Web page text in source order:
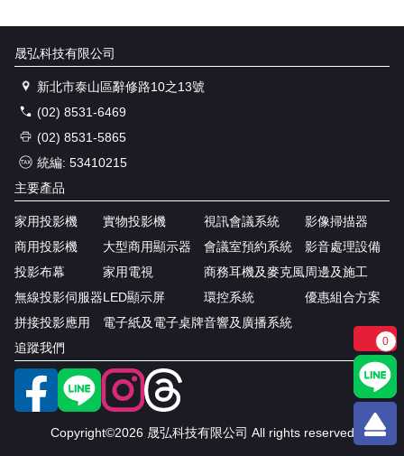
晟弘科技有限公司
新北市泰山區辭修路10之13號
(02) 8531-6469
(02) 8531-5865
統編: 53410215
主要產品
家用投影機
商用投影機
投影布幕
無線投影伺服器
拼接投影應用
實物投影機
大型商用顯示器
家用電視
LED顯示屏
電子紙及電子桌牌
視訊會議系統
會議室預約系統
商務耳機及麥克風
環控系統
音響及廣播系統
影像掃描器
影音處理設備
周邊及施工
優惠組合方案
追蹤我們
Copyright©2026 晟弘科技有限公司 All rights reserved
0